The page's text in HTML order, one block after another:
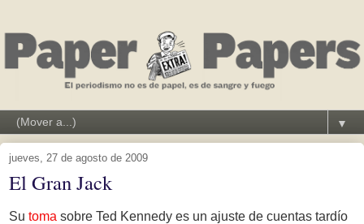
▼
jueves, 27 de agosto de 2009
El Gran Jack
Su toma sobre Ted Kennedy es un ajuste de cuentas tardío